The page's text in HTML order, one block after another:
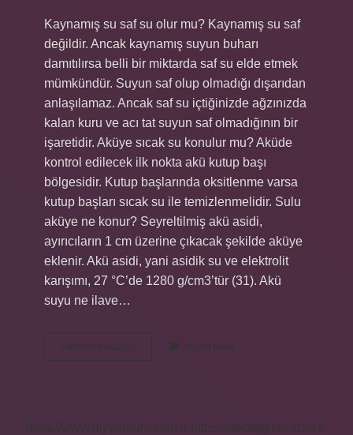
Kaynamış su saf su olur mu? Kaynamış su saf
değildir. Ancak kaynamış suyun buharı
damıtılırsa belli bir miktarda saf su elde etmek
mümkündür. Suyun saf olup olmadığı dışarıdan
anlaşılamaz. Ancak saf su içtiğinizde ağzınızda
kalan kuru ve acı tat suyun saf olmadığının bir
işaretidir. Aküye sıcak su konulur mu? Aküde
kontrol edilecek ilk nokta akü kutup başı
bölgesidir. Kutup başlarında oksitlenme varsa
kutup başları sıcak su ile temizlenmelidir. Sulu
aküye ne konur? Seyreltilmiş akü asidi,
ayırıcıların 1 cm üzerine çıkacak şekilde aküye
eklenir. Akü asidi, yani asidik su ve elektrolit
karışımı, 27 °C’de 1280 g/cm3’tür (31). Akü
suyu ne ilave…
Devamını okuyun
Kaynamış
Su
Yorum Bırak
https://www.diyetforum.com.tr
https://heceegitim.com.tr